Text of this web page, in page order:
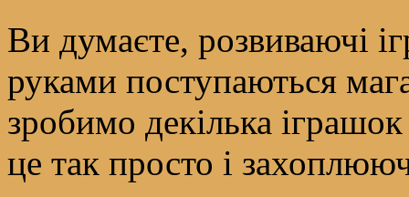
Ви думаєте, розвиваючі
руками поступаються
зробимо декілька
це так просто і